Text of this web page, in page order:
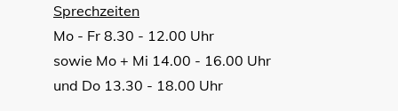
Sprechzeiten
Mo - Fr 8.30 - 12.00 Uhr
sowie Mo + Mi 14.00 - 16.00 Uhr
und Do 13.30 - 18.00 Uhr